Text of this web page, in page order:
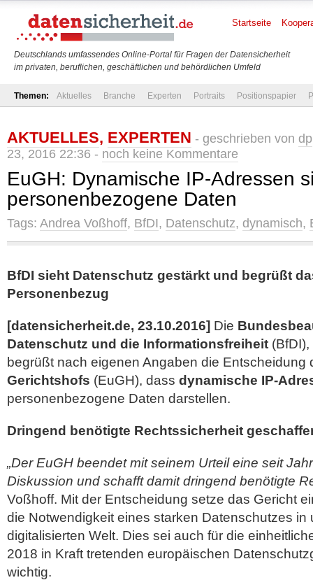
Deutschlands umfassendes Online-Portal für Fragen der Datensicherheit
im privaten, beruflichen, geschäftlichen und behördlichen Umfeld
Startseite
Themen: Aktuelles Branche Experten Portraits Positionspapier
AKTUELLES, EXPERTEN - geschrieben von dp
23, 2016 22:36 - noch keine Kommentare
EuGH: Dynamische IP-Adressen
personenbezogene Daten
Tags: Andrea Voßhoff, BfDI, Datenschutz, dynamisch,
BfDI sieht Datenschutz gestärkt und begrüßt
Personenbezug
[datensicherheit.de, 23.10.2016] Die
Datenschutz und die Informationsfreiheit (BfDI),
begrüßt nach eigenen Angaben die Entscheidung
Gerichtshofs (EuGH), dass dynamische IP-
personenbezogene Daten darstellen.
Dringend benötigte Rechtssicherheit
„Der EuGH beendet mit seinem Urteil eine seit
Diskussion und schafft damit dringend benötigte
Voßhoff. Mit der Entscheidung setze das Gericht
die Notwendigkeit eines starken Datenschutzes in
digitalisierten Welt. Dies sei auch für die
2018 in Kraft tretenden europäischen
wichtig.